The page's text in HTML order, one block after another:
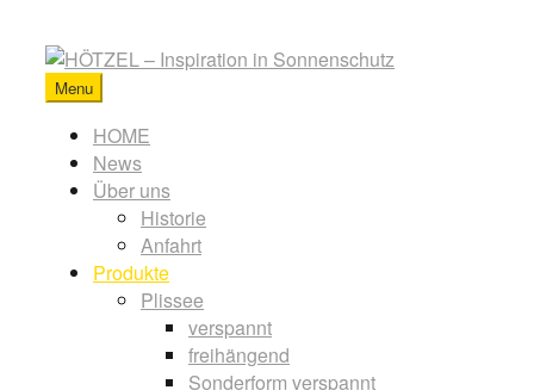
content
HÖTZEL
Inspiration
Sonnenschutz
Menu
Primary
menu
HOME
News
Über uns
Historie
Anfahrt
Produkte
Plissee
verspannt
freihängend
Sonderform verspannt